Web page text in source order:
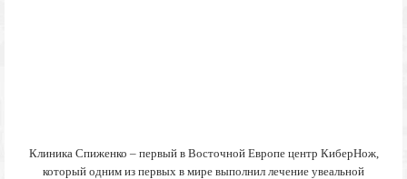
Клиника Спиженко – первый в Восточной Европе центр КиберНож,
который одним из первых в мире выполнил лечение увеальной